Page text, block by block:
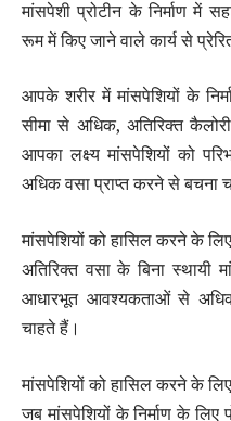
मांसपेशी प्रोटीन के निर्माण में
रूम में किए जाने वाले कार्य से
आपके शरीर में मांसपेशियों के
सीमा से अधिक, अतिरिक्त
आपका लक्ष्य मांसपेशियों को
अधिक वसा प्राप्त करने से बचना
मांसपेशियों को हासिल करने के
अतिरिक्त वसा के बिना
आधारभूत आवश्यकताओं से अधिक
चाहते हैं।
मांसपेशियों को हासिल करने के
जब मांसपेशियों के निर्माण के लिए